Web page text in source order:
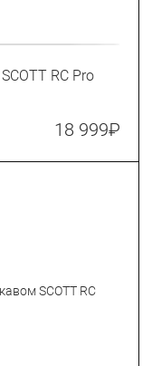
RC Pro
18 999₽